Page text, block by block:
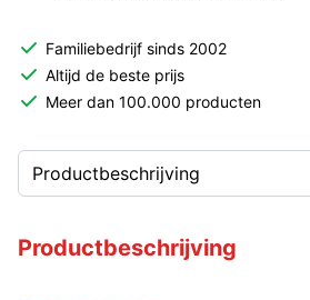
Familiebedrijf sinds 2002
Altijd de beste prijs
Meer dan 100.000 producten
Productbeschrijving